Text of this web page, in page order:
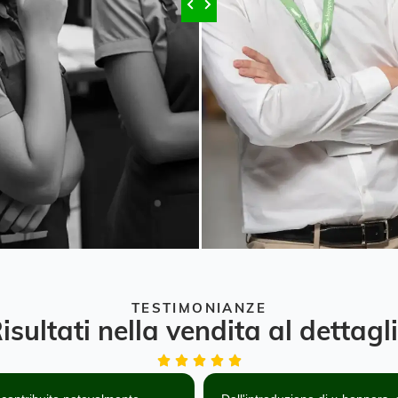
TESTIMONIANZE
nella vendita al